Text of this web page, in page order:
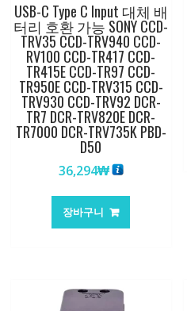
USB-C Type C Input 대체 배
터리 호환 가능 SONY CCD-
TRV35 CCD-TRV940 CCD-
RV100 CCD-TR417 CCD-
TR415E CCD-TR97 CCD-
TR950E CCD-TRV315 CCD-
TRV930 CCD-TRV92 DCR-
TR7 DCR-TRV820E DCR-
TR7000 DCR-TRV735K PBD-
D50
36,294₩
장바구니